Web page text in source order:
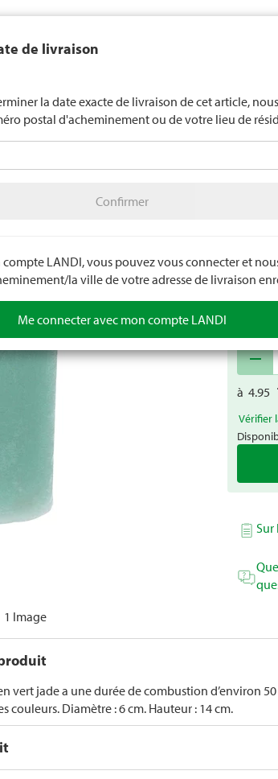
LANDI
1 Image
La
Numéro
remove
à 4.95
Vérifier
Sur
vert jade a une durée de combustion d’environ
couleurs. Diamètre : 6 cm. Hauteur : 14 cm.
de livraison
la date exacte de livraison de cet article,
postal d'acheminement ou de votre lieu de
Confirmer
compte LANDI, vous pouvez vous connecter et
la ville de votre adresse de livraison
Me connecter avec mon compte LANDI
pas d'alcool aux jeunes de moins de 16 ans.